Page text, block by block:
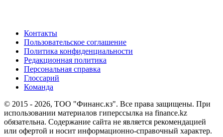
Контакты
Пользовательское соглашение
Политика конфиденциальности
Редакционная политика
Персональная справка
Глоссарий
Команда
© 2015 - 2026, ТОО "Финанс.кз". Все права защищены. При
использовании материалов гиперссылка на finance.kz
обязательна. Содержание сайта не является рекомендацией
или офертой и носит информационно-справочный характер.